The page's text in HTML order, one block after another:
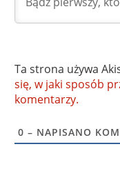
Ta strona używa
się, w jaki sposób
komentarzy.
0 – NAPISANO